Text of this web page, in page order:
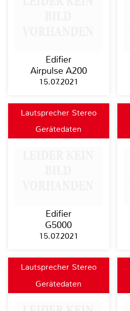
Edifier
Airpulse A200
15.07.2021
Lautsprecher Stereo
Gerätedaten
Edifier
G5000
15.07.2021
Lautsprecher Stereo
Gerätedaten